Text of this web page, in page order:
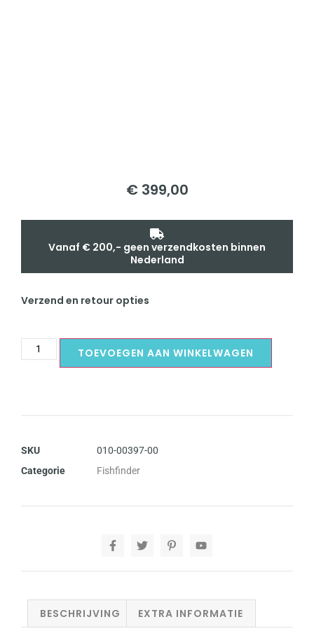
€399,00
Vanaf € 200,- geen verzendkosten binnen
Nederland
Verzend en retour opties
TOEVOEGEN AAN WINKELWAGEN
SKU
010-00397-00
Categorie
Fishfinder
BESCHRIJVING EXTRA INFORMATIE